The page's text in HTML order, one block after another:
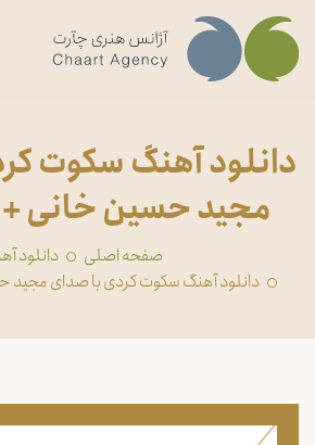
دانلود آهنگ سکوت
مجید حسین خانی +
صفحه اصلی
دانلود
دانلود آهنگ سکوت کردی با صدای مجید